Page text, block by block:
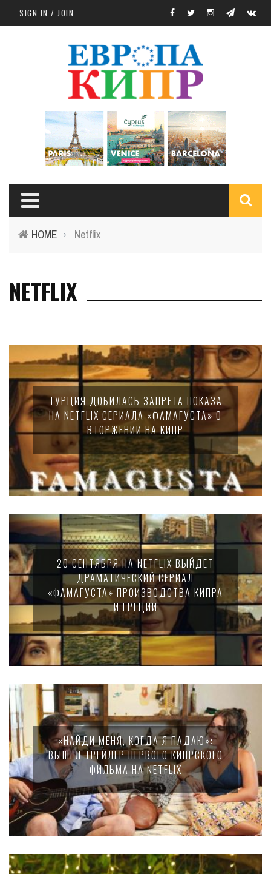
Skip to main content
SIGN IN / JOIN
HOME › Netflix
NETFLIX
ТУРЦИЯ ДОБИЛАСЬ ЗАПРЕТА ПОКАЗА
НА NETFLIX СЕРИАЛА «ФАМАГУСТА» О
ВТОРЖЕНИИ НА КИПР
20 СЕНТЯБРЯ НА NETFLIX ВЫЙДЕТ
ДРАМАТИЧЕСКИЙ СЕРИАЛ
«ФАМАГУСТА» ПРОИЗВОДСТВА КИПРА
И ГРЕЦИИ
«НАЙДИ МЕНЯ, КОГДА Я ПАДАЮ»:
ВЫШЕЛ ТРЕЙЛЕР ПЕРВОГО КИПРСКОГО
ФИЛЬМА НА NETFLIX